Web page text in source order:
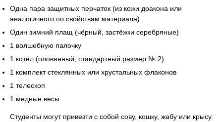
Одна пара защитных перчаток (из кожи дракона или
аналогичного по свойствам материала)
Один зимний плащ (чёрный, застёжки серебряные)
1 волшебную палочку
1 котёл (оловянный, стандартный размер № 2)
1 комплект стеклянных или хрустальных флаконов
1 телескоп
1 медные весы
Студенты могут привезти с собой сову, кошку, жабу или крысу.